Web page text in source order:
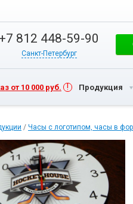
+7 812 448-59-90
Санкт-Петербург
от 10 000 руб. Продукция
/ Часы с логотипом, часы в